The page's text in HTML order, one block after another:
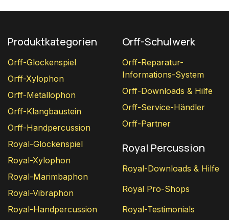
Produktkategorien
Orff-Glockenspiel
Orff-Xylophon
Orff-Metallophon
Orff-Klangbaustein
Orff-Handpercussion
Royal-Glockenspiel
Royal-Xylophon
Royal-Marimbaphon
Royal-Vibraphon
Royal-Handpercussion
Orff-Schulwerk
Orff-Reparatur-
Informations-System
Orff-Downloads & Hilfe
Orff-Service-Händler
Orff-Partner
Royal Percussion
Royal-Downloads & Hilfe
Royal Pro-Shops
Royal-Testimonials